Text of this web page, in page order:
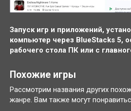
Запуск игр и приложений,
компьютер через BlueStacks 5,
рабочего стола ПК или с
Похожие игры
Рассмотрим названия других
жанре. Вам также могут